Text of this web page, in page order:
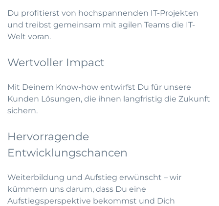
Du profitierst von hochspannenden IT-Projekten
und treibst gemeinsam mit agilen Teams die IT-
Welt voran.
Wertvoller Impact
Mit Deinem Know-how entwirfst Du für unsere
Kunden Lösungen, die ihnen langfristig die Zukunft
sichern.
Hervorragende
Entwicklungschancen
Weiterbildung und Aufstieg erwünscht – wir
kümmern uns darum, dass Du eine
Aufstiegsperspektive bekommst und Dich